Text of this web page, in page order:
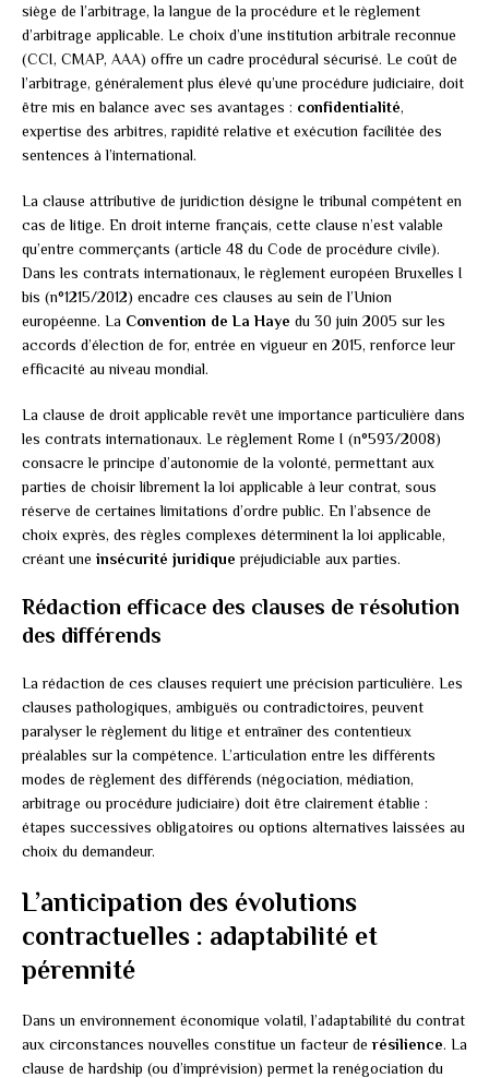
siège de l’arbitrage, la langue de la procédure et le règlement
d’arbitrage applicable. Le choix d’une institution arbitrale reconnue
(CCI, CMAP, AAA) offre un cadre procédural sécurisé. Le coût de
l’arbitrage, généralement plus élevé qu’une procédure judiciaire, doit
être mis en balance avec ses avantages : confidentialité,
expertise des arbitres, rapidité relative et exécution facilitée des
sentences à l’international.
La clause attributive de juridiction désigne le tribunal compétent en
cas de litige. En droit interne français, cette clause n’est valable
qu’entre commerçants (article 48 du Code de procédure civile).
Dans les contrats internationaux, le règlement européen Bruxelles I
bis (n°1215/2012) encadre ces clauses au sein de l’Union
européenne. La Convention de La Haye du 30 juin 2005 sur les
accords d’élection de for, entrée en vigueur en 2015, renforce leur
efficacité au niveau mondial.
La clause de droit applicable revêt une importance particulière dans
les contrats internationaux. Le règlement Rome I (n°593/2008)
consacre le principe d’autonomie de la volonté, permettant aux
parties de choisir librement la loi applicable à leur contrat, sous
réserve de certaines limitations d’ordre public. En l’absence de
choix exprès, des règles complexes déterminent la loi applicable,
créant une insécurité juridique préjudiciable aux parties.
Rédaction efficace des clauses de résolution
des différends
La rédaction de ces clauses requiert une précision particulière. Les
clauses pathologiques, ambiguës ou contradictoires, peuvent
paralyser le règlement du litige et entraîner des contentieux
préalables sur la compétence. L’articulation entre les différents
modes de règlement des différends (négociation, médiation,
arbitrage ou procédure judiciaire) doit être clairement établie :
étapes successives obligatoires ou options alternatives laissées au
choix du demandeur.
L’anticipation des évolutions
contractuelles : adaptabilité et
pérennité
Dans un environnement économique volatil, l’adaptabilité du contrat
aux circonstances nouvelles constitue un facteur de résilience. La
clause de hardship (ou d’imprévision) permet la renégociation du